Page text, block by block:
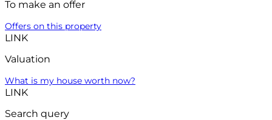
To make an offer
Offers on this property
LINK
Valuation
What is my house worth now?
LINK
Search query